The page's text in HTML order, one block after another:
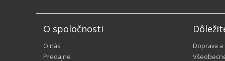
O spoločnosti
O nás
Predajne
Doprava